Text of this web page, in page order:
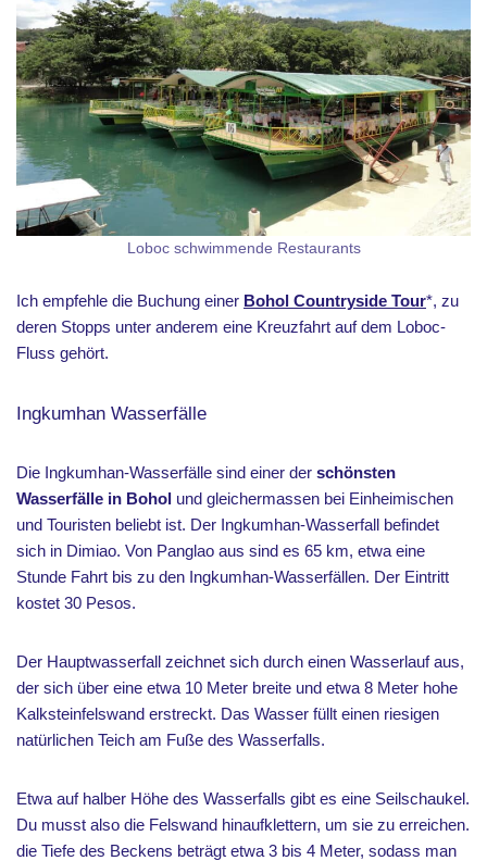
Loboc schwimmende Restaurants
Ich empfehle die Buchung einer Bohol Countryside Tour*, zu
deren Stopps unter anderem eine Kreuzfahrt auf dem Loboc-
Fluss gehört.
Ingkumhan Wasserfälle
Die Ingkumhan-Wasserfälle sind einer der schönsten
Wasserfälle in Bohol und gleichermassen bei Einheimischen
und Touristen beliebt ist. Der Ingkumhan-Wasserfall befindet
sich in Dimiao. Von Panglao aus sind es 65 km, etwa eine
Stunde Fahrt bis zu den Ingkumhan-Wasserfällen. Der Eintritt
kostet 30 Pesos.
Der Hauptwasserfall zeichnet sich durch einen Wasserlauf aus,
der sich über eine etwa 10 Meter breite und etwa 8 Meter hohe
Kalksteinfelswand erstreckt. Das Wasser füllt einen riesigen
natürlichen Teich am Fuße des Wasserfalls.
Etwa auf halber Höhe des Wasserfalls gibt es eine Seilschaukel.
Du musst also die Felswand hinaufklettern, um sie zu erreichen.
die Tiefe des Beckens beträgt etwa 3 bis 4 Meter, sodass man